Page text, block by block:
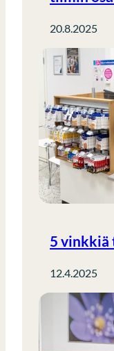
20.8.2025
5 vinkkiä
12.4.2025